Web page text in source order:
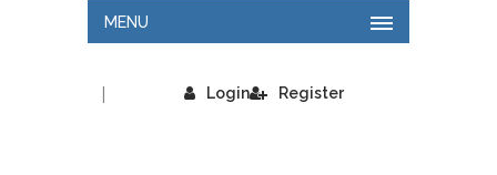
MENU
Login
| Register